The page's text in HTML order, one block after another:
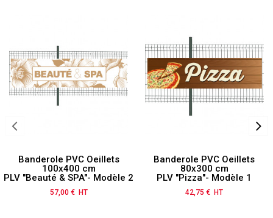
Banderole PVC Oeillets
100x400 cm
PLV "Beauté & SPA"- Modèle 2
Prix
57,00 € HT
Banderole PVC Oeillets
80x300 cm
PLV "Pizza"- Modèle 1
Prix
42,75 € HT